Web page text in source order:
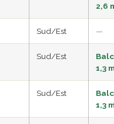
2,6
Sud/Est —
Sud/Est
1,3
Sud/Est
1,3